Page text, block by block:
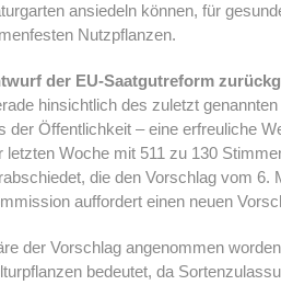
ansiedeln können, für
Nutzpflanzen.
der EU-Saatgutreform
hinsichtlich des zuletzt
der Öffentlichkeit – eine erfreuliche
letzten Woche mit 511 zu 130
die den Vorschlag vom 6.
auffordert einen neuen
der Vorschlag angenommen
bedeutet, da